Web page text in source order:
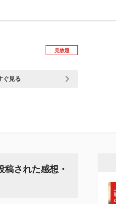
見放題
ぐ見る
稿された感想・